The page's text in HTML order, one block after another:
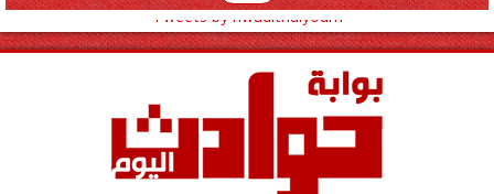
Tweets by hwadithalyoum